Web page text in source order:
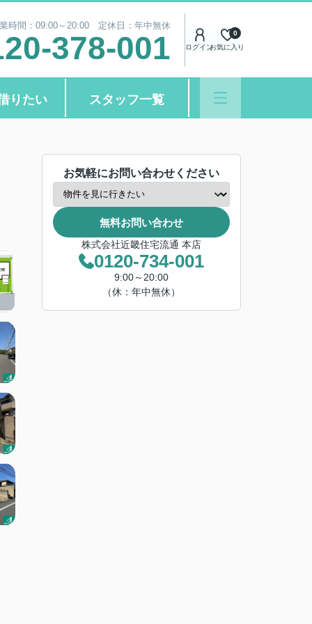
時間：09:00～20:00 定休日：年中無休
378-001 ログインお気に入り
0
りたい スタッフ一覧
お気軽にお問い合わせください
無料お問い合わせ
株式会社近畿住宅流通 本店
0120-734-001
9:00～20:00
（休：年中無休）